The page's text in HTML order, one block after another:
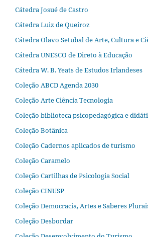
Cátedra Josué de Castro
Cátedra Luiz de Queiroz
Cátedra Olavo Setubal de Arte, Cultura e
Cátedra UNESCO de Direto à Educação
Cátedra W. B. Yeats de Estudos Irlandeses
Coleção ABCD Agenda 2030
Coleção Arte Ciência Tecnologia
Coleção biblioteca psicopedagógica e
Coleção Botânica
Coleção Cadernos aplicados de turismo
Coleção Caramelo
Coleção Cartilhas de Psicologia Social
Coleção CINUSP
Coleção Democracia, Artes e Saberes
Coleção Desbordar